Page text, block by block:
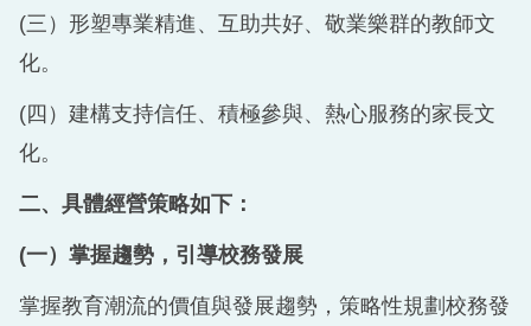
(三）形塑專業精進、互助共好、敬業樂群的教師文
化。
(四）建構支持信任、積極參與、熱心服務的家長文
化。
二、具體經營策略如下：
(一）掌握趨勢，引導校務發展
掌握教育潮流的價值與發展趨勢，策略性規劃校務發